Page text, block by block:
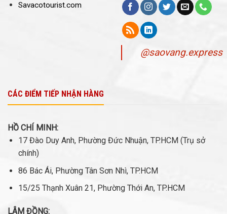
Savacotourist.com
@saovang.express
CÁC ĐIỂM TIẾP NHẬN HÀNG
HỒ CHÍ MINH:
17 Đào Duy Anh, Phường Đức Nhuận, TP.HCM (Trụ sở
chính)
86 Bác Ái, Phường Tân Sơn Nhì, TP.HCM
15/25 Thạnh Xuân 21, Phường Thới An, TP.HCM
LÂM ĐỒNG: